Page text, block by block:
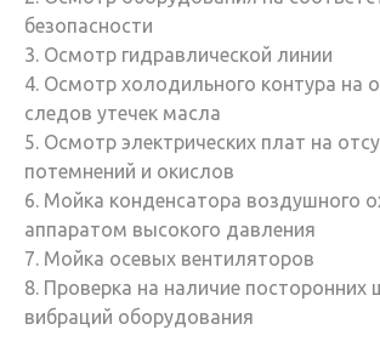
безопасности
3. Осмотр гидравлической линии
4. Осмотр холодильного контура на
следов утечек масла
5. Осмотр электрических плат на
потемнений и окислов
6. Мойка конденсатора воздушного
аппаратом высокого давления
7. Мойка осевых вентиляторов
8. Проверка на наличие посторонних
вибраций оборудования